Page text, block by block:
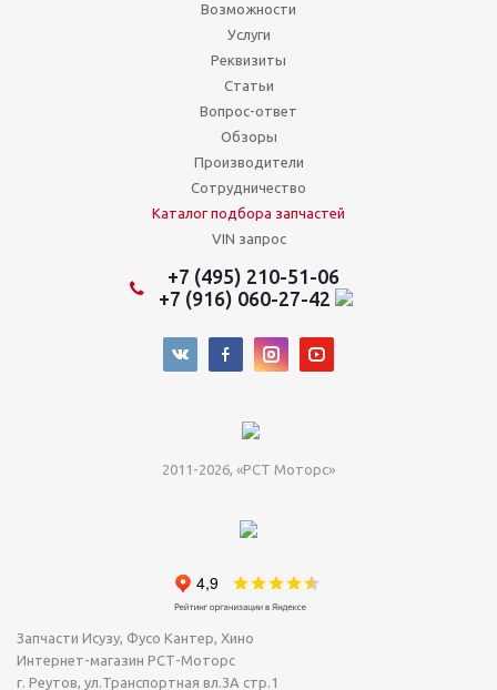
Возможности
Услуги
Реквизиты
Статьи
Вопрос-ответ
Обзоры
Производители
Сотрудничество
Каталог подбора запчастей
VIN запрос
+7 (495) 210-51-06
+7 (916) 060-27-42
2011-2026, «РСТ Моторс»
Запчасти Исузу, Фусо Кантер, Хино
Интернет-магазин РСТ-Моторс
г. Реутов, ул.Транспортная вл.3А стр.1